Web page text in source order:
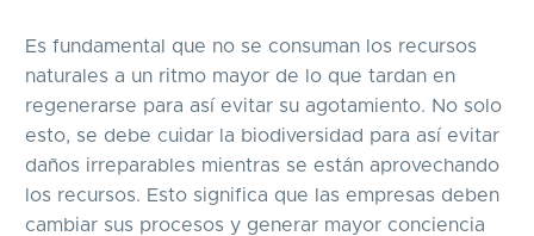
Es fundamental que no se consuman los recursos
naturales a un ritmo mayor de lo que tardan en
regenerarse para así evitar su agotamiento. No solo
esto, se debe cuidar la biodiversidad para así evitar
daños irreparables mientras se están aprovechando
los recursos. Esto significa que las empresas deben
cambiar sus procesos y generar mayor conciencia